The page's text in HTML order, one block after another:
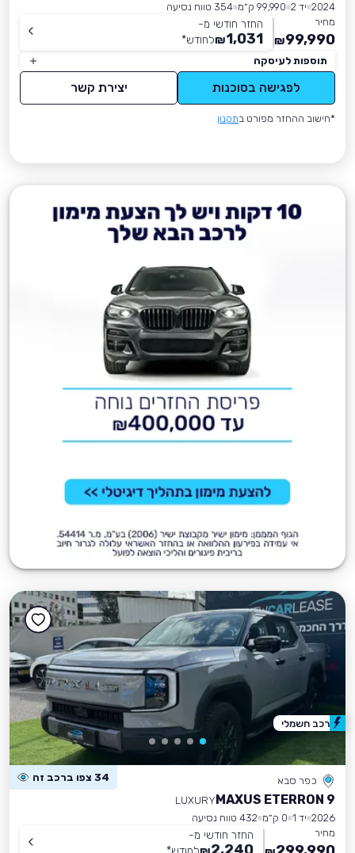
2024 יד 2 99,990 ק״מ
354 טווח נסיעה
מחיר
99,990
₪
החזר חודשי מ-
1,031
₪לחודש*
תוספות לעיסקה
לפגישה בסוכנות יצירת קשר
*חישוב ההחזר מפורט בתקנון
כפר סבא 34 צפו ברכב זה
MAXUS ETERRON 9
LUXURY
2026 יד 1 0 ק״מ
432 טווח נסיעה
מחיר
החזר חודשי מ-
רכב חשמלי